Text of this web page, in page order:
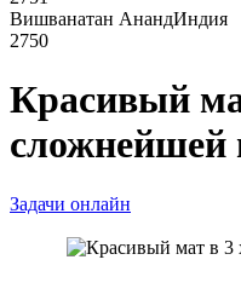
Вишванатан АнандИндия
2750
Красивый
сложнейшей
Задачи онлайн